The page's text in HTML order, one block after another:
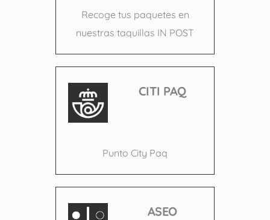
Recoge tus paquetes en
nuestras taquillas IN POST
CITI PAQ
Punto City Paq
ASEO